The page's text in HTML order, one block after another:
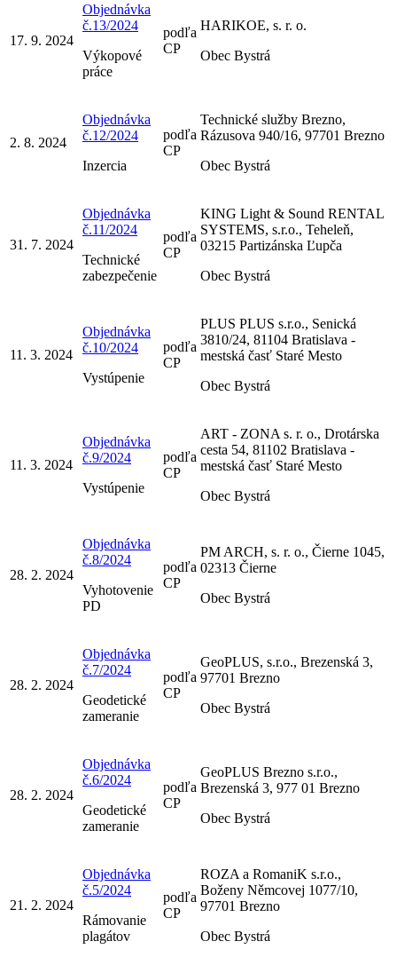
17. 9. 2024
Objednávka
č.13/2024
Výkopové
práce
podľa
CP
HARIKOE, s. r. o.
Obec Bystrá
2. 8. 2024
Objednávka
č.12/2024
Inzercia
podľa
CP
Technické služby Brezno,
Rázusova 940/16, 97701 Brezno
Obec Bystrá
31. 7. 2024
Objednávka
č.11/2024
Technické
zabezpečenie
podľa
CP
KING Light & Sound RENTAL
SYSTEMS, s.r.o., Teheleň,
03215 Partizánska Ľupča
Obec Bystrá
11. 3. 2024
Objednávka
č.10/2024
Vystúpenie
podľa
CP
PLUS PLUS s.r.o., Senická
3810/24, 81104 Bratislava -
mestská časť Staré Mesto
Obec Bystrá
11. 3. 2024
Objednávka
č.9/2024
Vystúpenie
podľa
CP
ART - ZONA s. r. o., Drotárska
cesta 54, 81102 Bratislava -
mestská časť Staré Mesto
Obec Bystrá
28. 2. 2024
Objednávka
č.8/2024
Vyhotovenie
PD
podľa
CP
PM ARCH, s. r. o., Čierne 1045,
02313 Čierne
Obec Bystrá
28. 2. 2024
Objednávka
č.7/2024
Geodetické
zameranie
podľa
CP
GeoPLUS, s.r.o., Brezenská 3,
97701 Brezno
Obec Bystrá
28. 2. 2024
Objednávka
č.6/2024
Geodetické
zameranie
podľa
CP
GeoPLUS Brezno s.r.o.,
Brezenská 3, 977 01 Brezno
Obec Bystrá
21. 2. 2024
Objednávka
č.5/2024
Rámovanie
plagátov
podľa
CP
ROZA a RomaniK s.r.o.,
Boženy Němcovej 1077/10,
97701 Brezno
Obec Bystrá